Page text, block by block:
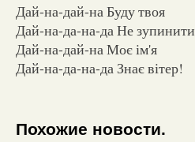
Дай-на-дай-на Буду твоя
Дай-на-да-на-да Не зупинити
Дай-на-дай-на Моє ім'я
Дай-на-да-на-да Знає вітер!
Похожие новости.